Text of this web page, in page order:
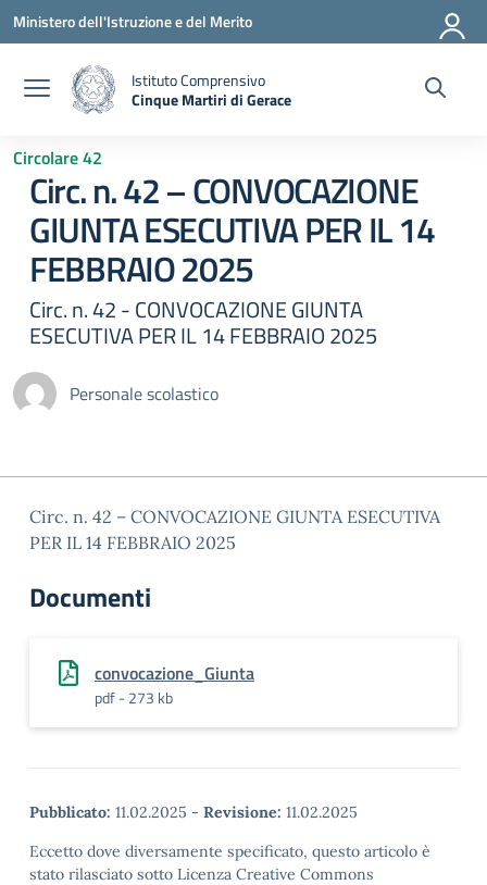
Vai ai contenuti
Vai al menu di navigazione
Vai al footer
Ministero dell'Istruzione e del Merito
Istituto Comprensivo
Cinque Martiri di Gerace
Circolare 42
Circ. n. 42 – CONVOCAZIONE
GIUNTA ESECUTIVA PER IL 14
FEBBRAIO 2025
Circ. n. 42 - CONVOCAZIONE GIUNTA
ESECUTIVA PER IL 14 FEBBRAIO 2025
Personale scolastico
Circ. n. 42 – CONVOCAZIONE GIUNTA ESECUTIVA
PER IL 14 FEBBRAIO 2025
Documenti
convocazione_Giunta
pdf - 273 kb
Pubblicato: 11.02.2025 - Revisione: 11.02.2025
Eccetto dove diversamente specificato, questo articolo è
stato rilasciato sotto Licenza Creative Commons